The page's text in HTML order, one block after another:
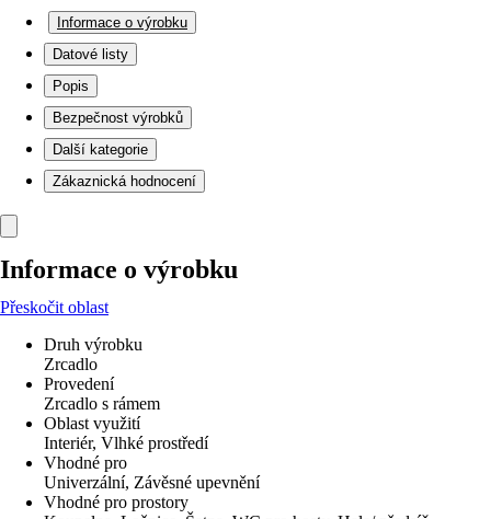
Informace o výrobku
Datové listy
Popis
Bezpečnost výrobků
Další kategorie
Zákaznická hodnocení
Informace o výrobku
Přeskočit oblast
Druh výrobku
Zrcadlo
Provedení
Zrcadlo s rámem
Oblast využití
Interiér, Vlhké prostředí
Vhodné pro
Univerzální, Závěsné upevnění
Vhodné pro prostory